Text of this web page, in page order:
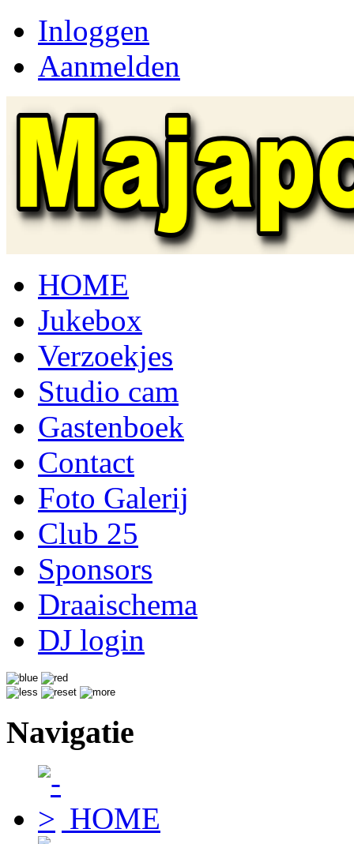
Inloggen
Aanmelden
HOME
Jukebox
Verzoekjes
Studio cam
Gastenboek
Contact
Foto Galerij
Club 25
Sponsors
Draaischema
DJ login
Navigatie
HOME